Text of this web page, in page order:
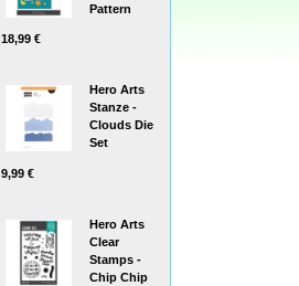
Pattern
18,99 €
Hero Arts
Stanze -
Clouds Die
Set
9,99 €
Hero Arts
Clear
Stamps -
Chip Chip